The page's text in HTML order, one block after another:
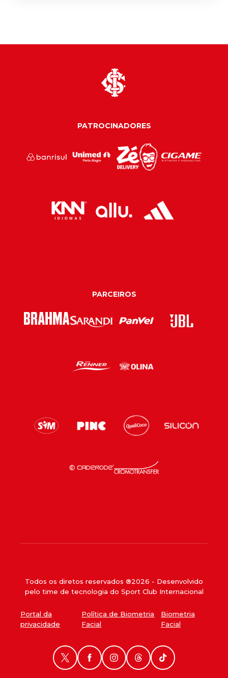
PATROCINADORES
PARCEIROS
Todos os diretos reservados ®2026 - Desenvolvido
pelo time de tecnologia do Sport Club Internacional
Portal da
privacidade
Política de Biometria
Facial
Biometria
Facial